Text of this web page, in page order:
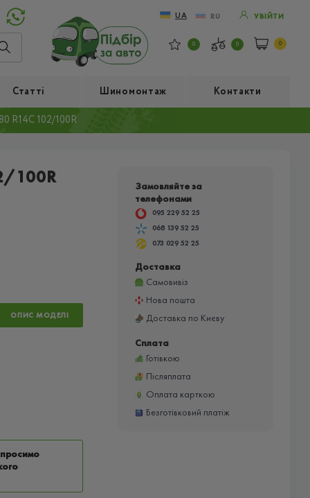
UA RU УВІЙТИ
0 0 0
Статті Шиномонтаж Контакти
R14C 102/100R
100R
ОПИС МОДЕЛІ
Замовляйте за
телефонами
095 229 52 25
068 139 52 25
073 029 52 25
Доставка
Самовивіз
Нова пошта
Доставка по Києву
Сплата
Готівкою
Післяплата
Оплата карткою
Безготівковий платіж